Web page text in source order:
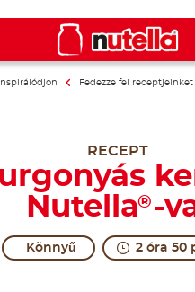
Inspirálódjon Fedezze fel
RECEPT
Nutella® -
Könnyű 2 óra 50